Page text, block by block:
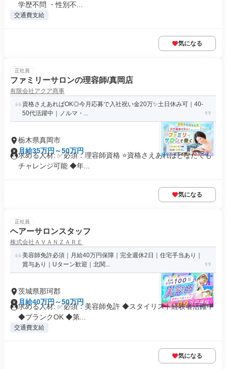
学歴不問 ・性別不...
交通費支給
気になる
正社員
ファミリーサロンの理容師/真岡店
有限会社アクア商事
資格さえあればOK◎今月応募で入社祝い金20万✨️土日休み可｜40-
50代活躍中｜ノルマ・...
栃木県真岡市
月給35万円～50万円
求める人材: ✅必須：理容師資格 ⭐️資格さえあればどなたでも
チャレンジ可能 ◆年...
気になる
正社員
ヘアーサロンスタッフ
株式会社ＡＶＡＮＺＡＲＥ
美容師免許必須｜月給40万円保障｜完全週休2日｜住宅手当あり｜
賞与あり｜Uターン歓迎｜北関...
茨城県那珂郡
月給40万円～50万円
求める人材: ✅必須：美容師免許 ◆スタイリスト経験者活躍中
◆ブランクOK ◆第...
交通費支給
気になる